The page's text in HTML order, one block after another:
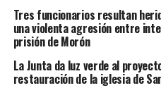
Tres funcionarios resultan
una violenta agresión entre
prisión de Morón
La Junta da luz verde al
restauración de la iglesia de